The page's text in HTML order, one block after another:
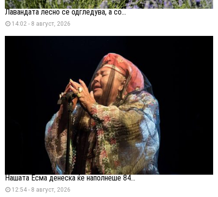
Лавандата лесно се одгледува, а со...
14:02 - 8 август, 2026
Нашата Есма денеска ќе наполнеше 84...
12:54 - 8 август, 2026